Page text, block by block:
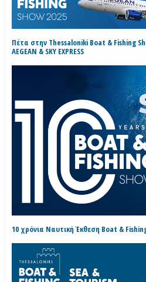
Πέτα στην Thessaloniki Boat & Fishing
AEGEAN & SKY EXPRESS
10 χρόνια Ναυτική Έκθεση Boat &